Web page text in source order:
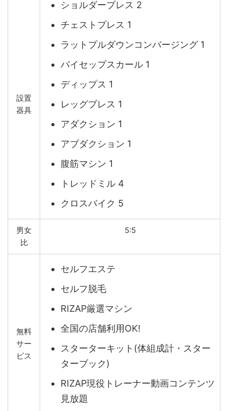
設置
器具
ショルダープレス 2
チェストプレス 1
ラットプルダウンコンバージング 1
バイセップスカール 1
ディップス 1
レッグプレス 1
アダクション 1
アブダクション 1
腹筋マシン 1
トレッドミル 4
クロスバイク 5
男女
比
5:5
無料
サー
ビス
セルフエステ
セルフ脱毛
RIZAP厳選マシン
全国の店舗利用OK!
スターターキット(体組成計・スター
ターブック)
RIZAP現役トレーナー動画コンテンツ
見放題